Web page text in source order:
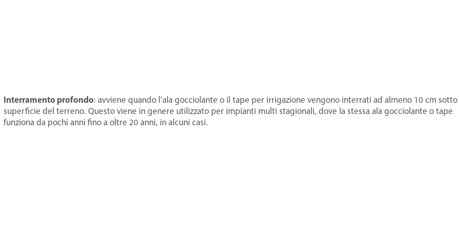
Interramento profondo: avviene quando l’ala gocciolante o il tape per irrigazione vengono interrati ad almeno 10 cm sotto
superficie del terreno. Questo viene in genere utilizzato per impianti multi stagionali, dove la stessa ala gocciolante o tape
funziona da pochi anni fino a oltre 20 anni, in alcuni casi.